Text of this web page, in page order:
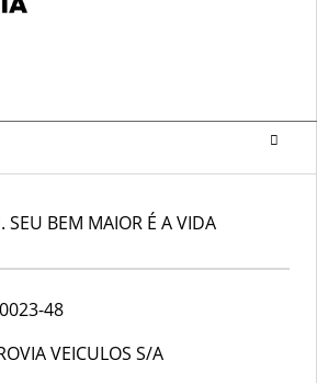
SEU BEM MAIOR É A VIDA
48
VEICULOS S/A